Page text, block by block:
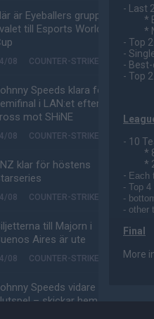
är Eyeballers grupp i
till Esports World
08 COUNTER-STRIKE
Speeds klara för
i LAN:et efter
mot SHiNE
08 COUNTER-STRIKE
klar för höstens
08 COUNTER-STRIKE
till Majorn i
Aires är ute
08 COUNTER-STRIKE
Speeds vidare till
– skickar hem
- Last
*
*
- Top
-
-
- Top
- 10
* 8
* 2
- Each
- Top
-
- other
Final
More